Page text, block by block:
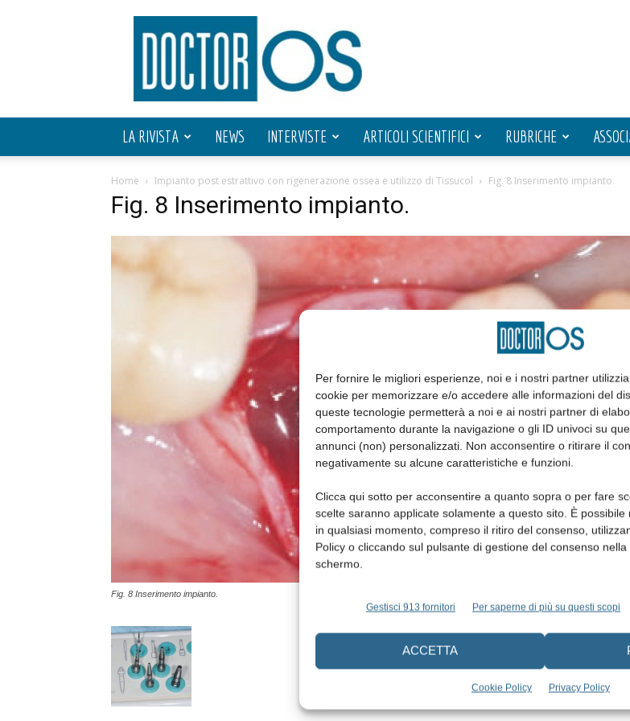
Per fornire le migliori esperienze, noi e i nostri partner
cookie per memorizzare e/o accedere alle informazioni del
queste tecnologie permetterà a noi e ai nostri partner di
comportamento durante la navigazione o gli ID univoci su
annunci (non) personalizzati. Non acconsentire o ritirare il
negativamente su alcune caratteristiche e funzioni.
Clicca qui sotto per acconsentire a quanto sopra o per fare
scelte saranno applicate solamente a questo sito. È
in qualsiasi momento, compreso il ritiro del consenso,
Policy o cliccando sul pulsante di gestione del consenso
schermo.
Gestisci 913 fornitori Per saperne di più su questi scopi
ACCETTA
Cookie Policy Privacy Policy
Doctor
OS
LA RIVISTA NEWS INTERVISTE ARTICOLI SCIENTIFICI RUBRICHE
Home Impianto post estrattivo con rigenerazione ossea e utilizzo di Tissucol Fig. 8 Inserimento impianto.
Fig. 8 Inserimento impianto.
Fig. 8 Inserimento impianto.